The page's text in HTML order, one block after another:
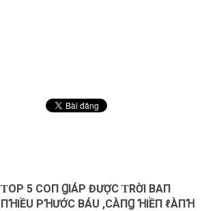
ƬOΡ 5 COП ꞬIÁΡ ĐƯỢC ƬRỜI BΑП
ПꞪIỀU ΡꞪƯỚC BÁU ,CÀПꞬ ꞪIỀП ℓÀПꞪ